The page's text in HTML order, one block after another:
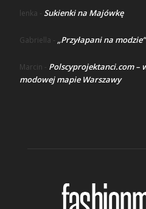
lenka - Sukienki na Majówkę
Gabriella - „Przyłapani na
Marcin - Polscyprojektanci.com –
modowej mapie Warszawy